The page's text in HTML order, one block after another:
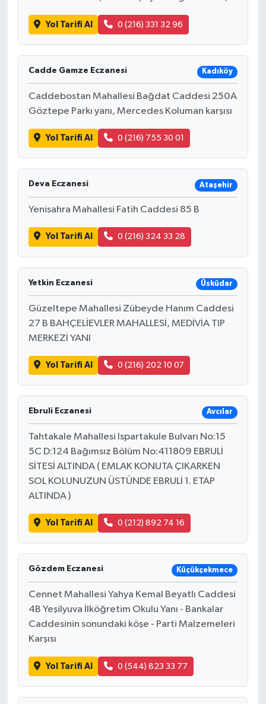
Yol Tarifi Al 0 (216) 331 32 96
Cadde Gamze Eczanesi Kadıköy
Caddebostan Mahallesi Bağdat Caddesi 250A
Göztepe Parkı yanı, Mercedes Koluman karşısı
Yol Tarifi Al 0 (216) 755 30 01
Deva Eczanesi Ataşehir
Yenisahra Mahallesi Fatih Caddesi 85 B
Yol Tarifi Al 0 (216) 324 33 28
Yetkin Eczanesi Üsküdar
Güzeltepe Mahallesi Zübeyde Hanım Caddesi
27 B BAHÇELİEVLER MAHALLESİ, MEDİVİA TIP
MERKEZİ YANI
Yol Tarifi Al 0 (216) 202 10 07
Ebruli Eczanesi Avcılar
Tahtakale Mahallesi Ispartakule Bulvarı No:15
5C D:124 Bağımsız Bölüm No:411809 EBRULİ
SİTESİ ALTINDA ( EMLAK KONUTA ÇIKARKEN
SOL KOLUNUZUN ÜSTÜNDE EBRULİ 1. ETAP
ALTINDA )
Yol Tarifi Al 0 (212) 892 74 16
Gözdem Eczanesi Küçükçekmece
Cennet Mahallesi Yahya Kemal Beyatlı Caddesi
4B Yeşilyuva İlköğretim Okulu Yanı - Bankalar
Caddesinin sonundaki köşe - Parti Malzemeleri
Karşısı
Yol Tarifi Al 0 (544) 823 33 77